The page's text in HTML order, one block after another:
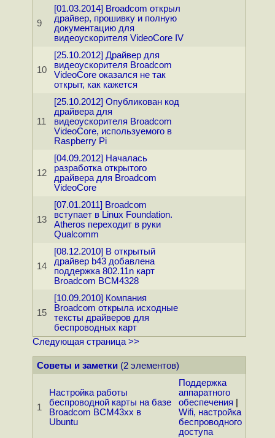
9
[01.03.2014] Broadcom открыл
драйвер, прошивку и полную
документацию для
видеоускорителя VideoCore IV
10
[25.10.2012] Драйвер для
видеоускорителя Broadcom
VideoCore оказался не так
открыт, как кажется
11
[25.10.2012] Опубликован код
драйвера для
видеоускорителя Broadcom
VideoCore, используемого в
Raspberry Pi
12
[04.09.2012] Началась
разработка открытого
драйвера для Broadcom
VideoCore
13
[07.01.2011] Broadcom
вступает в Linux Foundation.
Atheros переходит в руки
Qualcomm
14
[08.12.2010] В открытый
драйвер b43 добавлена
поддержка 802.11n карт
Broadcom BCM4328
15
[10.09.2010] Компания
Broadcom открыла исходные
тексты драйверов для
беспроводных карт
Следующая страница >>
Советы и заметки(2 элементов)
1
Настройка работы
беспроводной карты на базе
Broadcom BCM43xx в
Ubuntu
Поддержка
аппаратного
обеспечения
Wifi, настройка
беспроводного
доступа